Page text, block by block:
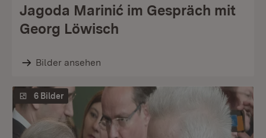
Jagoda Marinić im Gespräch mit
Georg Löwisch
Bilder ansehen
6 Bilder